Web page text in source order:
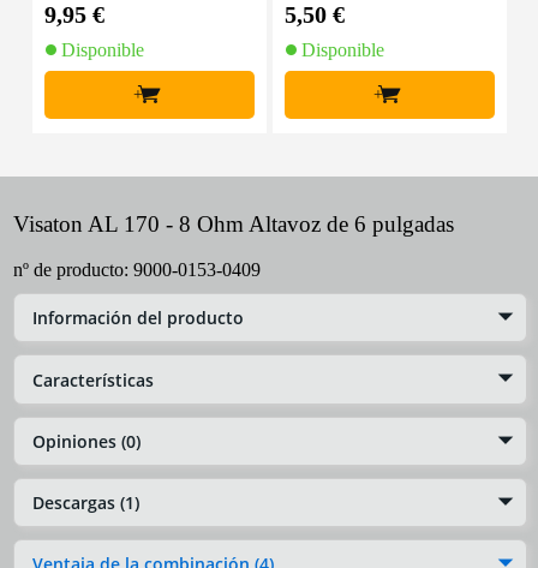
9,95 €
Disponible
+
ro (10 ud)
5,50 €
Disponible
+
Visaton AL 170 - 8 Ohm Altavoz de 6 pulgadas
nº de producto: 9000-0153-0409
Información del producto
Características
Opiniones (0)
Descargas (1)